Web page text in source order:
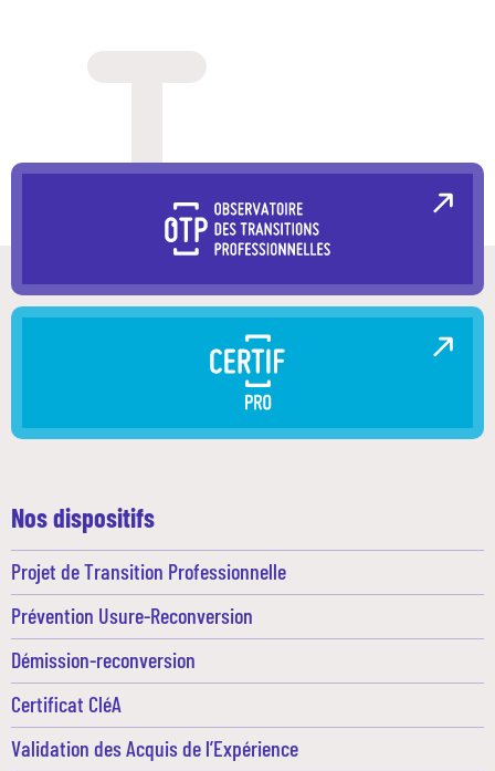
Nos dispositifs
Projet de Transition Professionnelle
Prévention Usure-Reconversion
Démission-reconversion
Certificat CléA
Validation des Acquis de l’Expérience